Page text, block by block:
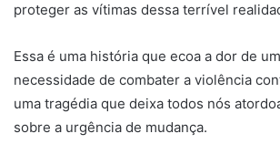
proteger as vítimas dessa terrível
Essa é uma história que ecoa a dor de
necessidade de combater a violência
uma tragédia que deixa todos nós
sobre a urgência de mudança.